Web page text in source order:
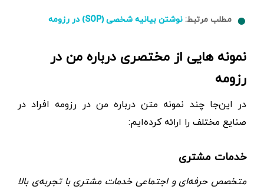
مطلب مرتبط: نوشتن بیانیه شخصی (SOP) در رزومه
نمونه هایی از مختصری درباره من در
رزومه
در این‌جا چند نمونه متن درباره من در رزومه افراد در
صنایع مختلف را ارائه‌ کرده‌ایم:
خدمات مشتری
متخصص حرفه‌ای و اجتماعی خدمات مشتری با تجربه‌‌ی بالا